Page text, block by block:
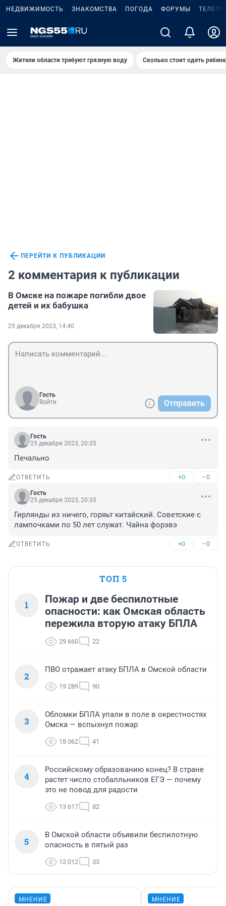
НЕДВИЖИМОСТЬ ЗНАКОМСТВА ПОГОДА ФОРУМЫ
Жители области требуют грязную воду Сколько стоит одеть
ПЕРЕЙТИ К ПУБЛИКАЦИИ
2 комментария к публикации
В Омске на пожаре погибли двое
детей и их бабушка
25 декабря 2023, 14:40
Гость
Войти
Отправить
Гость
25 декабря 2023, 20:35
Печально
ОТВЕТИТЬ +0 –0
Гость
25 декабря 2023, 20:35
Гирлянды из ничего, горяьт китайский. Советские с
лампочками по 50 лет служат. Чайна форэвэ
ОТВЕТИТЬ +0 –0
ТОП 5
1
Пожар и две беспилотные
опасности: как Омская область
пережила вторую атаку БПЛА
29 660 22
2
ПВО отражает атаку БПЛА в Омской области
19 289 90
3
Обломки БПЛА упали в поле в окрестностях
Омска — вспыхнул пожар
18 062 41
4
Российскому образованию конец? В стране
растет число стобалльников ЕГЭ — почему
это не повод для радости
13 617 82
5
В Омской области объявили беспилотную
опасность в пятый раз
12 012 33
МНЕНИЕ МНЕНИЕ